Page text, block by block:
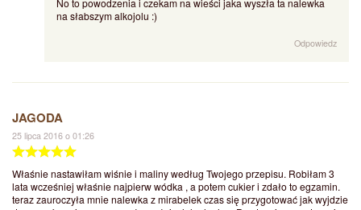
No to powodzenia i czekam na wieści jaka wyszła ta nalewka
na słabszym alkojolu :)
Odpowiedz
JAGODA
25 lipca 2016 o 01:26
Właśnie nastawiłam wiśnie i maliny według Twojego przepisu. Robiłam 3
lata wcześniej właśnie najpierw wódka , a potem cukier i zdało to egzamin.
teraz zauroczyła mnie nalewka z mirabelek czas się przygotować jak wyjdzie